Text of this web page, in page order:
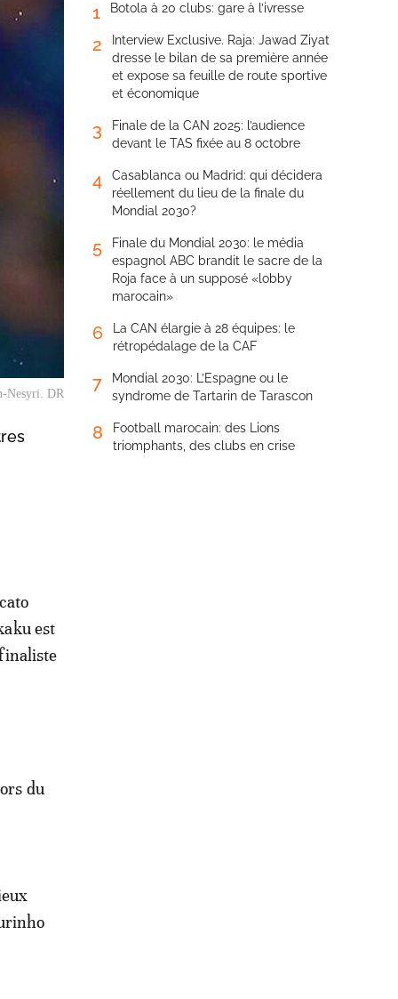
Nesyri. DR
est
du
1 Botola à 20 clubs: gare à l’ivresse
2
Interview Exclusive. Raja: Jawad Ziyat
dresse le bilan de sa première année
et expose sa feuille de route sportive
et économique
3
Finale de la CAN 2025: l’audience
devant le TAS fixée au 8 octobre
4
Casablanca ou Madrid: qui décidera
réellement du lieu de la finale du
Mondial 2030?
5
Finale du Mondial 2030: le média
espagnol ABC brandit le sacre de la
Roja face à un supposé «lobby
marocain»
6
La CAN élargie à 28 équipes: le
rétropédalage de la CAF
7
Mondial 2030: L’Espagne ou le
syndrome de Tartarin de Tarascon
8
Football marocain: des Lions
triomphants, des clubs en crise